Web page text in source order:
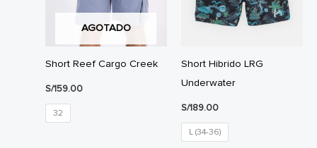
AGOTADO
Short Reef Cargo Creek
S/159.00
32
Short Hibrido LRG
Underwater
S/189.00
L (34-36)